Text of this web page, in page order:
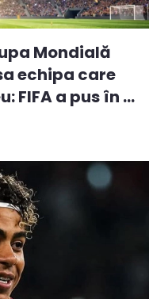
Mondială
echipa care
FIFA a pus în ...